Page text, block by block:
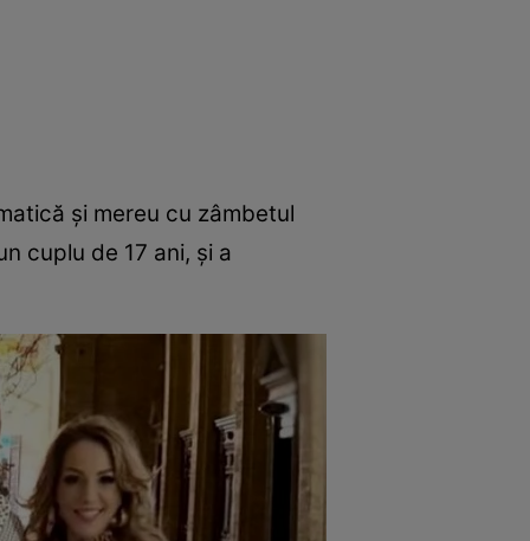
și mereu cu zâmbetul
cuplu de 17 ani, și a